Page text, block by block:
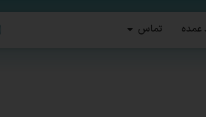
عمده تماس